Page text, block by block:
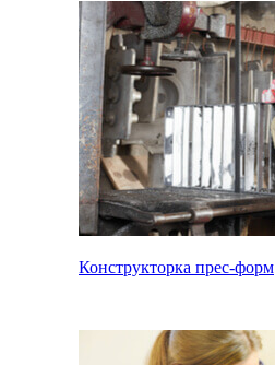
Конструкторка прес-форм